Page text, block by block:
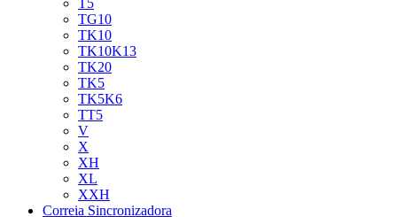
T5
TG10
TK10
TK10K13
TK20
TK5
TK5K6
TT5
V
X
XH
XL
XXH
Correia Sincronizadora